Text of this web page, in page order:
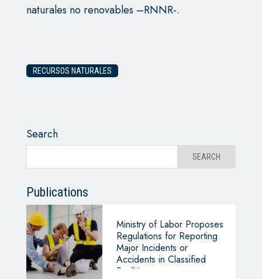
naturales no renovables –RNNR-.
RECURSOS NATURALES
Search
Publications
Ministry of Labor Proposes
Regulations for Reporting
Major Incidents or
Accidents in Classified
Facilities